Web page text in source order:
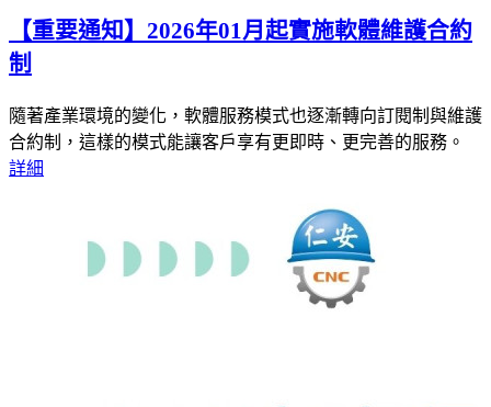
【重要通知】2026年01月起實施軟體維護合約
制
隨著產業環境的變化，軟體服務模式也逐漸轉向訂閱制與維護
合約制，這樣的模式能讓客戶享有更即時、更完善的服務。
詳細